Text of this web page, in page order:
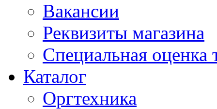
Вакансии
Реквизиты магазина
Специальная оценка
Каталог
Оргтехника